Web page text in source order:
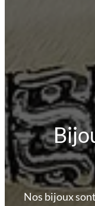
Nos bijoux